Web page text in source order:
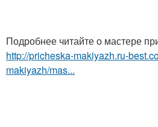
Подробнее читайте о мастере
http://pricheska-makiyazh.ru-
makiyazh/mas...